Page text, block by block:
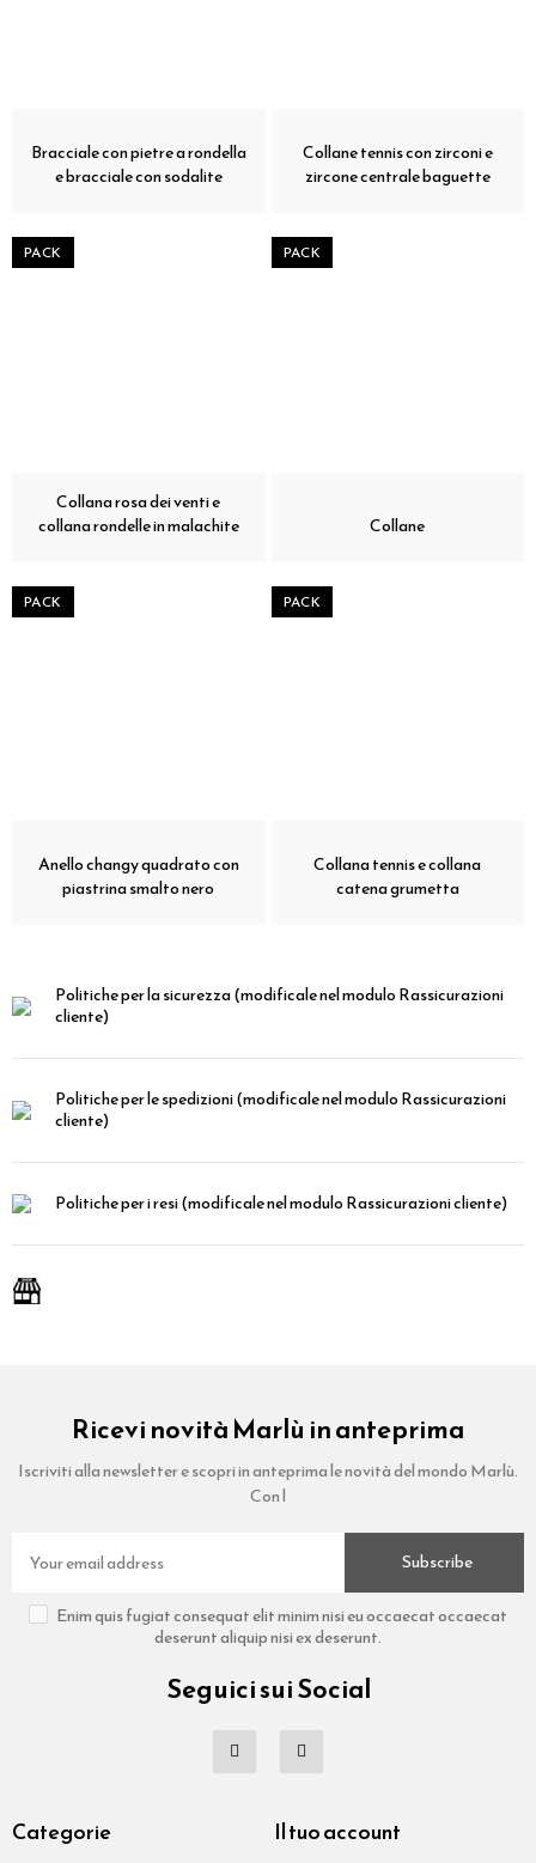
Bracciale con pietre a rondella
e bracciale con sodalite
Collane tennis con zirconi e
zircone centrale baguette
PACK
Collana rosa dei venti e
collana rondelle in malachite
PACK
Collane
PACK
Anello changy quadrato con
piastrina smalto nero
PACK
Collana tennis e collana
catena grumetta
Politiche per la sicurezza(modificale nel modulo Rassicurazioni
cliente)
Politiche per le spedizioni(modificale nel modulo Rassicurazioni
cliente)
Politiche per i resi(modificale nel modulo Rassicurazioni cliente)
Ricevi novità Marlù in anteprima
Iscriviti alla newsletter e scopri in anteprima le novità del mondo Marlù.
Con l
Subscribe
Enim quis fugiat consequat elit minim nisi eu occaecat occaecat
deserunt aliquip nisi ex deserunt.
Seguici sui Social
Categorie Il tuo account